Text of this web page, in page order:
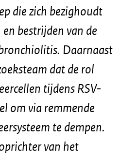
die zich bezighoudt
bestrijden van de
Daarnaast
dat de rol
tijdens RSV-
om via remmende
te dempen.
van het